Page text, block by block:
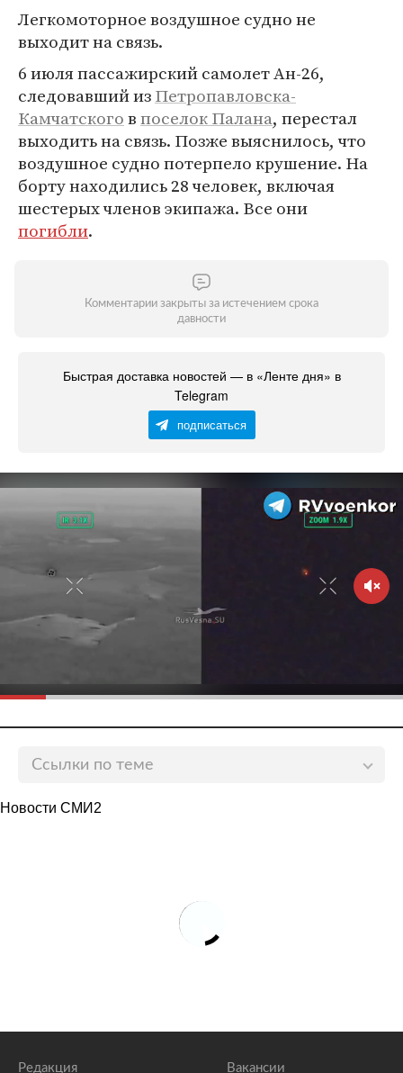
Легкомоторное воздушное судно не
выходит на связь.
6 июля пассажирский самолет Ан-26,
следовавший изПетропавловска-
Камчатскоговпоселок Палана, перестал
выходить на связь. Позже выяснилось, что
воздушное судно потерпело крушение. На
борту находились 28 человек, включая
шестерых членов экипажа. Все они
погибли.
Комментарии закрыты за истечением срока
давности
Быстрая доставка новостей — в «Ленте дня» в
Telegram
подписаться
Ссылки по теме
Ан-26 на Камчатке
На месте крушения Ан-26 на Камчатке обнаружены
Новости СМИ2
Редакция Вакансии